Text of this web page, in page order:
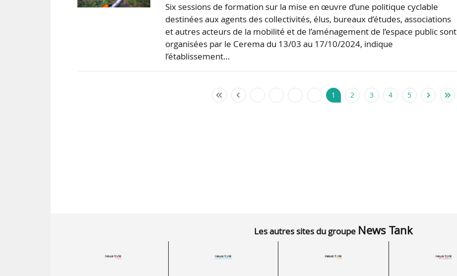
Six sessions de formation sur la mise en œuvre d’une politique cyclable
destinées aux agents des collectivités, élus, bureaux d’études, associations
et autres acteurs de la mobilité et de l’aménagement de l’espace public sont
organisées par le Cerema du 13/03 au 17/10/2024, indique
l’établissement…
1 2 3 4 5
Les autres sites du groupe News Tank